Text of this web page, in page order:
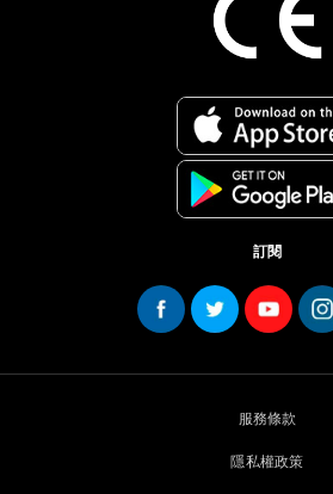
訂閱
服務條款
隱私權政策